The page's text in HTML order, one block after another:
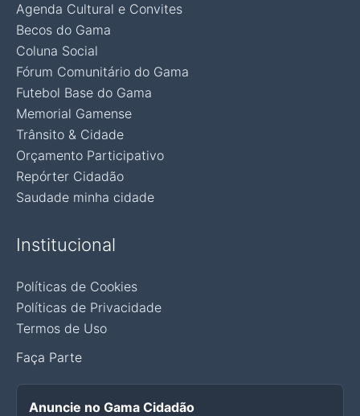
Agenda Cultural e Convites
Becos do Gama
Coluna Social
Fórum Comunitário do Gama
Futebol Base do Gama
Memorial Gamense
Trânsito & Cidade
Orçamento Participativo
Repórter Cidadão
Saudade minha cidade
Institucional
Políticas de Cookies
Políticas de Privacidade
Termos de Uso
Faça Parte
Anuncie no Gama Cidadão